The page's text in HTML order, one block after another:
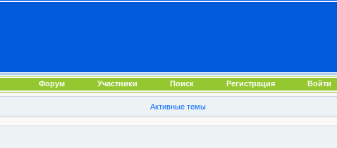
Форум Участники Поиск Регистрация Войти
Активные темы